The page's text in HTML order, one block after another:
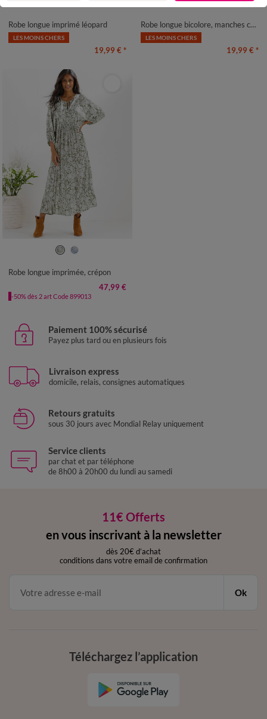
Robe longue imprimé léopard
LES MOINS CHERS
19,99 € *
38/40 42/44 46/48
Robe longue bicolore, manches courtes
LES MOINS CHERS
19,99 € *
40 42 44
Robe longue imprimée, crépon
47,99 €
-50% dès 2 art Code 899013
Paiement 100% sécurisé
Payez plus tard ou en plusieurs fois
Livraison express
domicile, relais, consignes automatiques
Retours gratuits
sous 30 jours avec Mondial Relay uniquement
Service clients
par chat et par téléphone
de 8h00 à 20h00 du lundi au samedi
11€ Offerts
en vous inscrivant à la newsletter
dès 20€ d’achat
conditions dans votre email de confirmation
Ok
Téléchargez l’application